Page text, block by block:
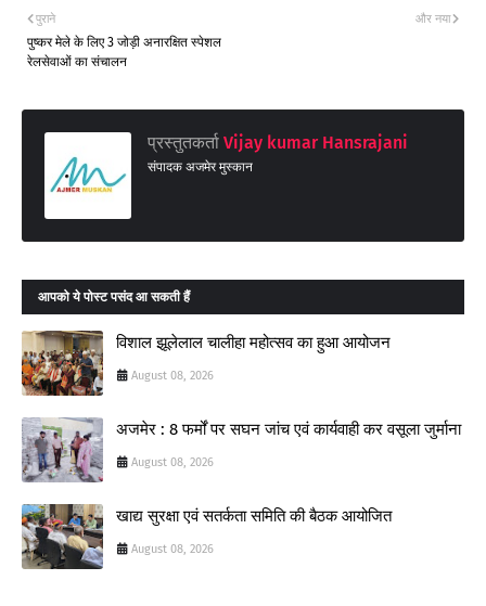
और नया
पुराने
पुष्कर मेले के लिए 3 जोड़ी अनारक्षित स्पेशल
रेलसेवाओं का संचालन
प्रस्तुतकर्ता Vijay kumar Hansrajani
संपादक अजमेर मुस्कान
आपको ये पोस्ट पसंद आ सकती हैं
विशाल झूलेलाल चालीहा महोत्सव का हुआ आयोजन
August 08, 2026
अजमेर : 8 फर्मों पर सघन जांच एवं कार्यवाही कर वसूला जुर्माना
August 08, 2026
खाद्य सुरक्षा एवं सतर्कता समिति की बैठक आयोजित
August 08, 2026